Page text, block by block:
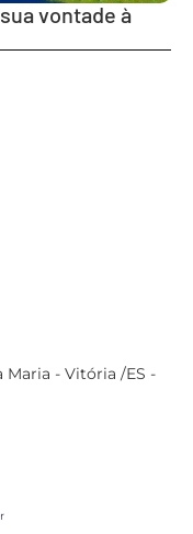
vontade à
Maria - Vitória /ES -